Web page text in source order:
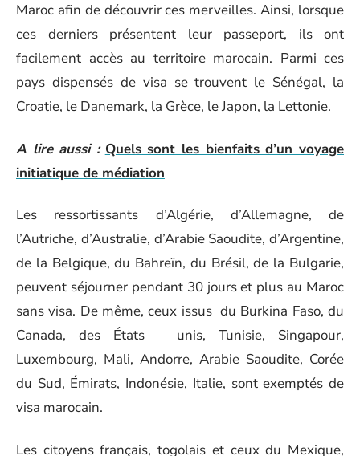
Maroc afin de découvrir ces merveilles. Ainsi, lorsque
ces derniers présentent leur passeport, ils ont
facilement accès au territoire marocain. Parmi ces
pays dispensés de visa se trouvent le Sénégal, la
Croatie, le Danemark, la Grèce, le Japon, la Lettonie.
A lire aussi : Quels sont les bienfaits d’un voyage
initiatique de médiation
Les ressortissants d’Algérie, d’Allemagne, de
l’Autriche, d’Australie, d’Arabie Saoudite, d’Argentine,
de la Belgique, du Bahreïn, du Brésil, de la Bulgarie,
peuvent séjourner pendant 30 jours et plus au Maroc
sans visa. De même, ceux issus du Burkina Faso, du
Canada, des États – unis, Tunisie, Singapour,
Luxembourg, Mali, Andorre, Arabie Saoudite, Corée
du Sud, Émirats, Indonésie, Italie, sont exemptés de
visa marocain.
Les citoyens français, togolais et ceux du Mexique,